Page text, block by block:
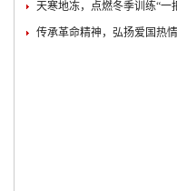
天寒地冻，点燃冬季训练“一
传承革命精神，弘扬爱国热